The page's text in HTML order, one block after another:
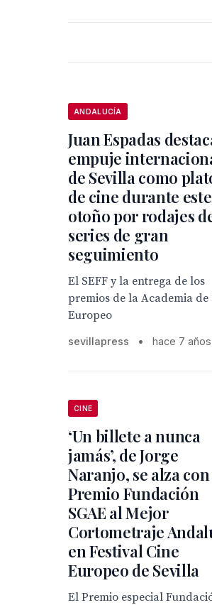
ANDALUCÍA
Juan Espadas
empuje
de Sevilla como
de cine durante este
otoño por rodajes
series de gran
seguimiento
El SEFF y la entrega de los
premios de la Academia de
Europeo
sevillapress • hace 7 años
CINE
‘Un billete a nunca
jamás’, de Jorge
Naranjo, se alza
Premio Fundación
SGAE al Mejor
Cortometraje
en Festival Cine
Europeo de Sevilla
El Premio especial